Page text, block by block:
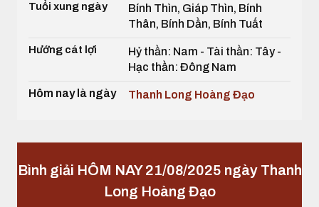
Tuổi xung ngày
Bính Thìn, Giáp Thìn, Bính
Thân, Bính Dần, Bính Tuất
Hướng cát lợi
Hỷ thần: Nam - Tài thần: Tây -
Hạc thần: Đông Nam
Hôm nay là ngày Thanh Long Hoàng Đạo
Bình giải HÔM NAY 21/08/2025 ngày Thanh
Long Hoàng Đạo